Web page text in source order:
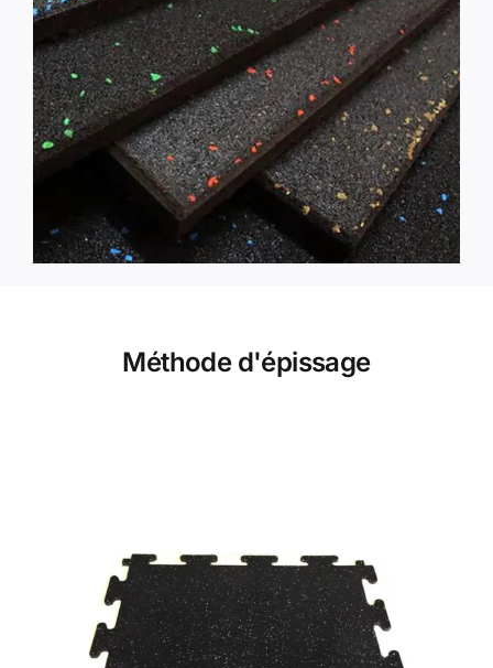
Méthode d'épissage